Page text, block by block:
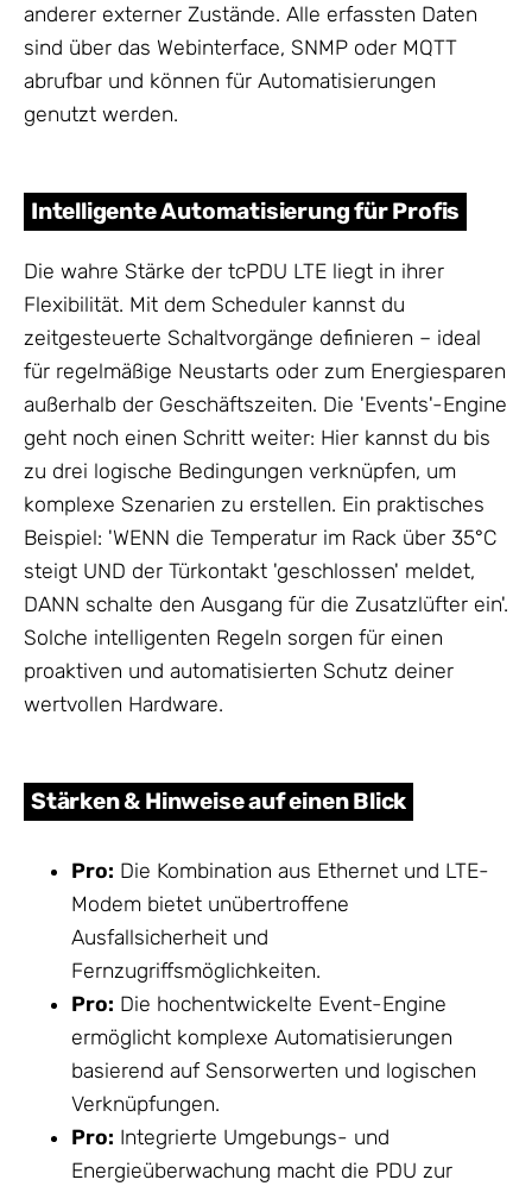
anderer externer Zustände. Alle erfassten Daten
sind über das Webinterface, SNMP oder MQTT
abrufbar und können für Automatisierungen
genutzt werden.
Intelligente Automatisierung für Profis
Die wahre Stärke der tcPDU LTE liegt in ihrer
Flexibilität. Mit dem Scheduler kannst du
zeitgesteuerte Schaltvorgänge definieren – ideal
für regelmäßige Neustarts oder zum Energiesparen
außerhalb der Geschäftszeiten. Die 'Events'-Engine
geht noch einen Schritt weiter: Hier kannst du bis
zu drei logische Bedingungen verknüpfen, um
komplexe Szenarien zu erstellen. Ein praktisches
Beispiel: 'WENN die Temperatur im Rack über 35°C
steigt UND der Türkontakt 'geschlossen' meldet,
DANN schalte den Ausgang für die Zusatzlüfter ein'.
Solche intelligenten Regeln sorgen für einen
proaktiven und automatisierten Schutz deiner
wertvollen Hardware.
Stärken & Hinweise auf einen Blick
Pro: Die Kombination aus Ethernet und LTE-
Modem bietet unübertroffene
Ausfallsicherheit und
Fernzugriffsmöglichkeiten.
Pro: Die hochentwickelte Event-Engine
ermöglicht komplexe Automatisierungen
basierend auf Sensorwerten und logischen
Verknüpfungen.
Pro: Integrierte Umgebungs- und
Energieüberwachung macht die PDU zur